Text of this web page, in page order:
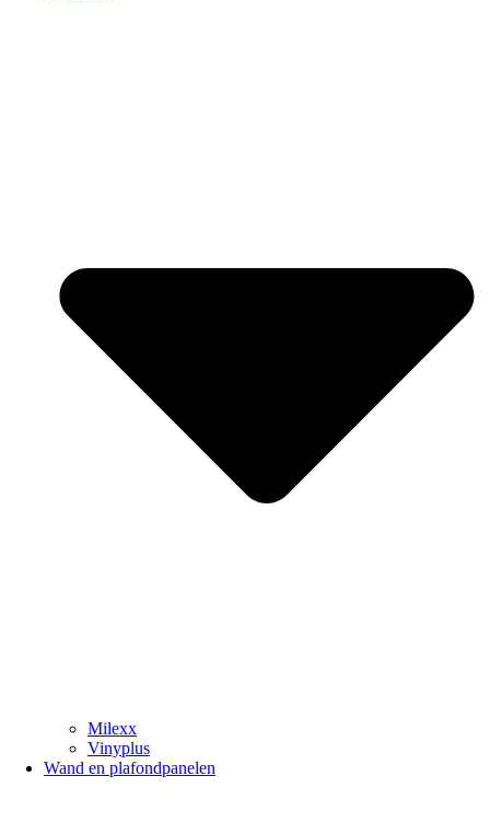
Milexx
Vinyplus
Wand en plafondpanelen